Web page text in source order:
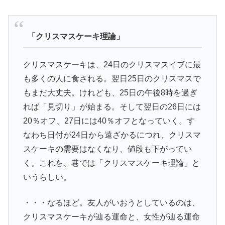
「クリスマスケーキ理論」
クリスマスケーキは、24日のクリスマスイブに最
も多くの人に食される。翌日25日のクリスマスで
もまだ大丈夫。けれども、25日の午後8時を過ぎ
れば「見切り」が始まる。そして翌日の26日には
20％オフ、27日には40％オフとなっていく。す
なわち日付が24日から遠ざかるにつれ、クリスマ
スケーキの需要はなくなり、値段も下がってい
く。これを、巷では「クリスマスケーキ理論」と
いうらしい。
・・・なるほど。友人がいおうとしているのは、
クリスマスケーキが辿る運命と、女性が辿る運命